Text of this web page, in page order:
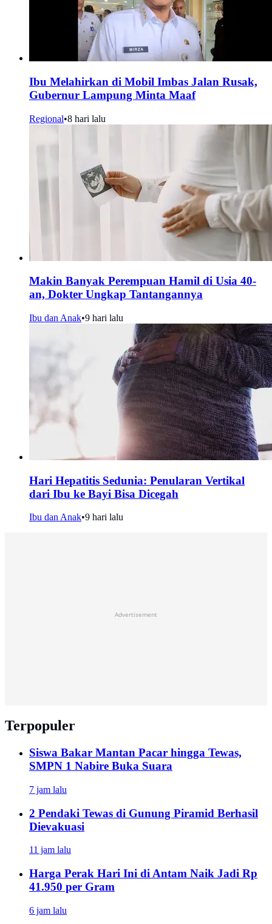
Ibu Melahirkan di Mobil Imbas Jalan Rusak,
Gubernur Lampung Minta Maaf
Regional•8 hari lalu
Makin Banyak Perempuan Hamil di Usia 40-
an, Dokter Ungkap Tantangannya
Ibu dan Anak•9 hari lalu
Hari Hepatitis Sedunia: Penularan Vertikal
dari Ibu ke Bayi Bisa Dicegah
Ibu dan Anak•9 hari lalu
Advertisement
Terpopuler
Siswa Bakar Mantan Pacar hingga Tewas,
SMPN 1 Nabire Buka Suara
7 jam lalu
2 Pendaki Tewas di Gunung Piramid Berhasil
Dievakuasi
11 jam lalu
Harga Perak Hari Ini di Antam Naik Jadi Rp
41.950 per Gram
6 jam lalu